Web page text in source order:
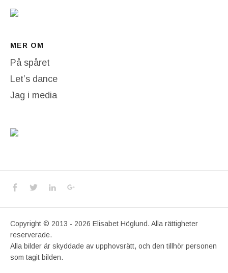
MER OM
På spåret
Let’s dance
Jag i media
Social Media Profiles
Facebook
TwitterLinkedIn
Copyright © 2013 - 2026 Elisabet Höglund. Alla rättigheter
reserverade.
Alla bilder är skyddade av upphovsrätt, och den tillhör personen
som tagit bilden.